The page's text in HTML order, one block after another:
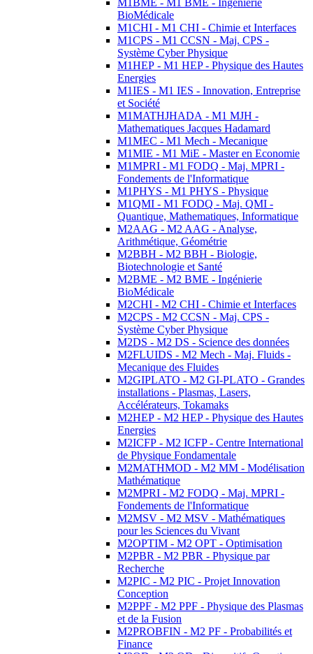
M1BME - M1 BME - Ingénierie
BioMédicale
M1CHI - M1 CHI - Chimie et Interfaces
M1CPS - M1 CCSN - Maj. CPS -
Système Cyber Physique
M1HEP - M1 HEP - Physique des Hautes
Energies
M1IES - M1 IES - Innovation, Entreprise
et Société
M1MATHJHADA - M1 MJH -
Mathematiques Jacques Hadamard
M1MEC - M1 Mech - Mecanique
M1MIE - M1 MiE - Master en Economie
M1MPRI - M1 FODQ - Maj. MPRI -
Fondements de l'Informatique
M1PHYS - M1 PHYS - Physique
M1QMI - M1 FODQ - Maj. QMI -
Quantique, Mathematiques, Informatique
M2AAG - M2 AAG - Analyse,
Arithmétique, Géométrie
M2BBH - M2 BBH - Biologie,
Biotechnologie et Santé
M2BME - M2 BME - Ingénierie
BioMédicale
M2CHI - M2 CHI - Chimie et Interfaces
M2CPS - M2 CCSN - Maj. CPS -
Système Cyber Physique
M2DS - M2 DS - Science des données
M2FLUIDS - M2 Mech - Maj. Fluids -
Mecanique des Fluides
M2GIPLATO - M2 GI-PLATO - Grandes
installations - Plasmas, Lasers,
Accélérateurs, Tokamaks
M2HEP - M2 HEP - Physique des Hautes
Energies
M2ICFP - M2 ICFP - Centre International
de Physique Fondamentale
M2MATHMOD - M2 MM - Modélisation
Mathématique
M2MPRI - M2 FODQ - Maj. MPRI -
Fondements de l'Informatique
M2MSV - M2 MSV - Mathématiques
pour les Sciences du Vivant
M2OPTIM - M2 OPT - Optimisation
M2PBR - M2 PBR - Physique par
Recherche
M2PIC - M2 PIC - Projet Innovation
Conception
M2PPF - M2 PPF - Physique des Plasmas
et de la Fusion
M2PROBFIN - M2 PF - Probabilités et
Finance